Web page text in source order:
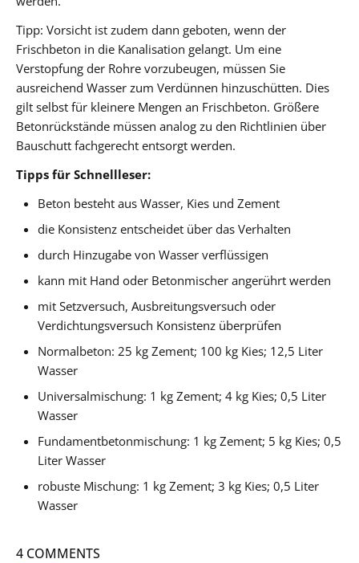
Tipp: Vorsicht ist zudem dann geboten, wenn der
Frischbeton in die Kanalisation gelangt. Um eine
Verstopfung der Rohre vorzubeugen, müssen Sie
ausreichend Wasser zum Verdünnen hinzuschütten. Dies
gilt selbst für kleinere Mengen an Frischbeton. Größere
Betonrückstände müssen analog zu den Richtlinien über
Bauschutt fachgerecht entsorgt werden.
Tipps für Schnellleser:
Beton besteht aus Wasser, Kies und Zement
die Konsistenz entscheidet über das Verhalten
durch Hinzugabe von Wasser verflüssigen
kann mit Hand oder Betonmischer angerührt werden
mit Setzversuch, Ausbreitungsversuch oder
Verdichtungsversuch Konsistenz überprüfen
Normalbeton: 25 kg Zement; 100 kg Kies; 12,5 Liter
Wasser
Universalmischung: 1 kg Zement; 4 kg Kies; 0,5 Liter
Wasser
Fundamentbetonmischung: 1 kg Zement; 5 kg Kies; 0,5
Liter Wasser
robuste Mischung: 1 kg Zement; 3 kg Kies; 0,5 Liter
Wasser
4 COMMENTS